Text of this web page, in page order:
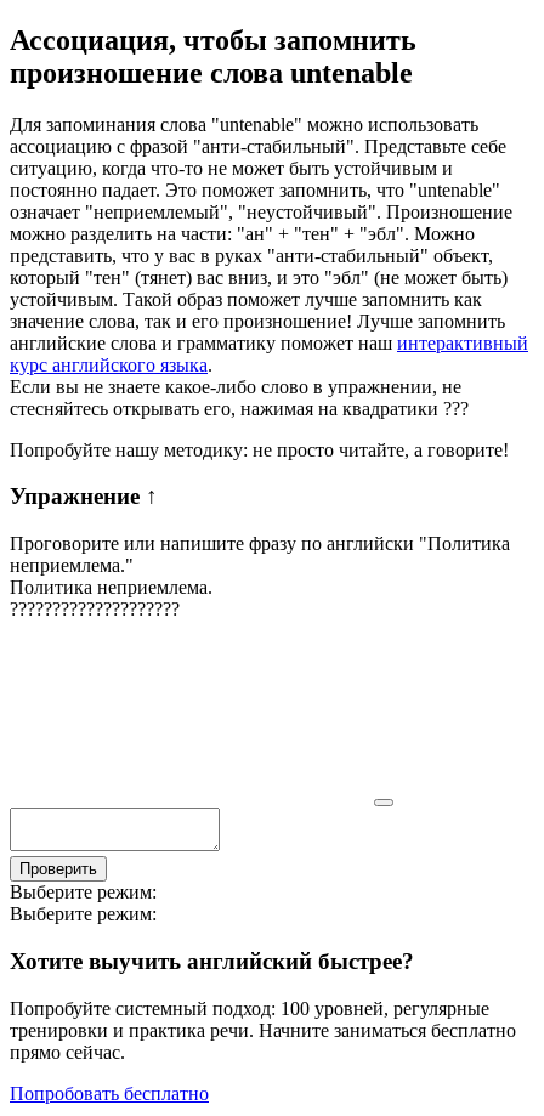
Ассоциация, чтобы запомнить
произношение слова untenable
Для запоминания слова "untenable" можно использовать
ассоциацию с фразой "анти-стабильный". Представьте себе
ситуацию, когда что-то не может быть устойчивым и
постоянно падает. Это поможет запомнить, что "untenable"
означает "неприемлемый", "неустойчивый". Произношение
можно разделить на части: "ан" + "тен" + "эбл". Можно
представить, что у вас в руках "анти-стабильный" объект,
который "тен" (тянет) вас вниз, и это "эбл" (не может быть)
устойчивым. Такой образ поможет лучше запомнить как
значение слова, так и его произношение! Лучше запомнить
английские слова и грамматику поможет наш интерактивный
курс английского языка.
Если вы не знаете какое-либо слово в упражнении, не
стесняйтесь открывать его, нажимая на квадратики ???
Попробуйте нашу методику: не просто читайте, а говорите!
Упражнение ↑
Проговорите или напишите фразу по английски "Политика
неприемлема."
Политика неприемлема.
????????????????????
Проверить
Выберите режим:
Выберите режим:
Хотите выучить английский быстрее?
Попробуйте системный подход: 100 уровней, регулярные
тренировки и практика речи. Начните заниматься бесплатно
прямо сейчас.
Попробовать бесплатно